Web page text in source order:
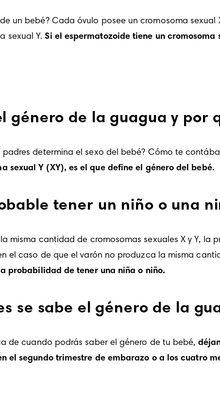
un bebé? Cada óvulo posee un cromosoma
sexual Y. Si el espermatozoide tiene un
género de la guagua y por
padres determina el sexo del bebé? Cómo te
sexual Y (XY), es el que define el género del bebé.
tener un niño o una
misma cantidad de cromosomas sexuales X y Y,
el caso de que el varón no produzca la misma
probabilidad de tener una niña o niño.
se sabe el género de la
de cuando podrás saber el género de tu bebé,
el segundo trimestre de embarazo o a los cuatro